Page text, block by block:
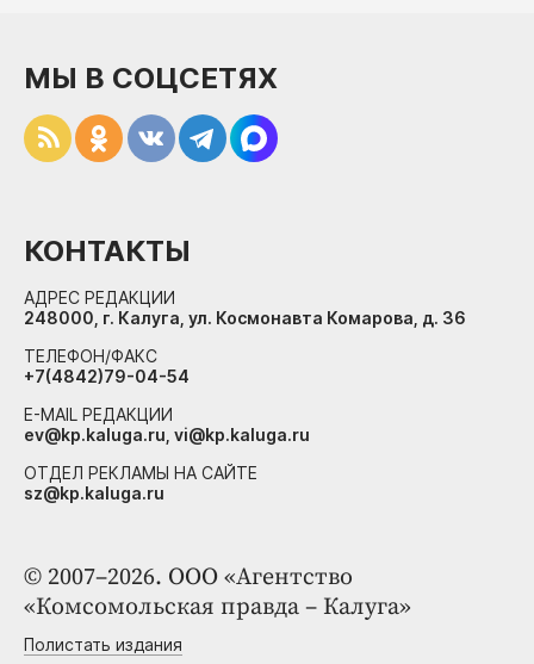
© 2007–2026. ООО «Агентство
«Комсомольская правда – Калуга»
Полистать издания
МЫ В СОЦСЕТЯХ
КОНТАКТЫ
АДРЕС РЕДАКЦИИ
248000, г. Калуга, ул. Космонавта Комарова, д. 36
ТЕЛЕФОН/ФАКС
+7(4842)79-04-54
E-MAIL РЕДАКЦИИ
ev@kp.kaluga.ru, vi@kp.kaluga.ru
ОТДЕЛ РЕКЛАМЫ НА САЙТЕ
sz@kp.kaluga.ru